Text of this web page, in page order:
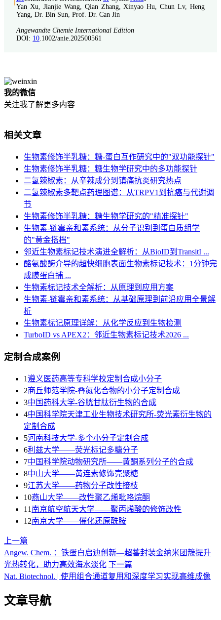
Yan Xu, Jianjie Wang, Qian Zhang, Xinyao Hu, Chun Lv, Heng
Yang, Dr. Bin Sun, Prof. Dr. Can Jin
Angewandte Chemie International Edition
DOI: 10 .1002/anie.202500561
我的微信
关注我了解更多内容
相关文章
生物素修饰半乳糖：糖-蛋白互作研究中的"双功能探针"
生物素修饰半乳糖：糖生物学研究中的多功能探针
二氢辣椒素：从辛辣成分到镇痛抗炎研究热点
二氢辣椒素多靶点药理图谱：从TRPV1到抗癌与代谢调
节
生物素修饰半乳糖：糖生物学研究的"精准探针"
生物素-链霉亲和素系统：从分子识别到蛋白质组学
的"黄金搭档"
邻近生物素标记技术演进全解析：从BioID到TransitI ...
酪氨酸酶介导的超快细胞表面生物素标记技术：1分钟完
成膜蛋白捕 ...
生物素标记技术全解析：从原理到应用方案
生物素-链霉亲和素系统：从基础原理到前沿应用全景解
析
生物素标记原理详解：从化学反应到生物检测
TurboID vs APEX2：邻近生物素标记技术2026 ...
定制合成案例
1遵义医药高等专科学校定制合成小分子
2商丘师范学院-叠氮化合物的小分子定制合成
3​中国药科大学-谷胱甘肽衍生物的合成
4中国科学院天津工业生物技术研究所-荧光素衍生物的
定制合成
5河南科技大学-多个小分子定制合成
6利兹大学——荧光标记多糖分子
7中国科学院动物研究所——黄酮系列分子的合成
8中山大学——黄连素修饰壳聚糖
9江苏大学——药物分子改性接枝
10燕山大学——改性聚乙烯吡咯烷酮
11 南京航空航天大学——聚丙烯酸的修饰改性
12南京大学——催化还原酰胺
上一篇
Angew. Chem. ：铁蛋白启迪创新—超蕃封装金纳米团簇提升
光热转化，助力高效海水淡化 下一篇
Nat. Biotechnol. | 使用组合通道复用和深度学习实现高维成像
文章导航